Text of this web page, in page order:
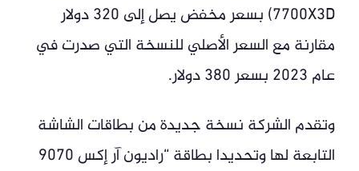
7700X3D) بسعر مخفض يصل إلى 320 دولار
مقارنة مع السعر الأصلي للنسخة التي صدرت في
عام 2023 بسعر 380 دولار.
وتقدم الشركة نسخة جديدة من بطاقات الشاشة
التابعة لها وتحديدا بطاقة “راديون آر إكس 9070